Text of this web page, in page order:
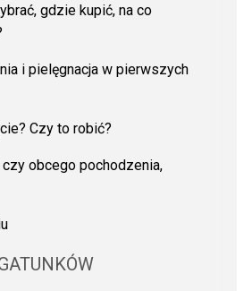
gdzie kupić, na co
i pielęgnacja w pierwszych
Czy to robić?
obcego pochodzenia,